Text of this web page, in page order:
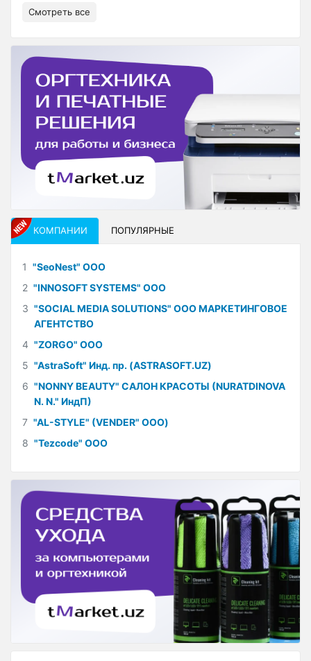
Смотреть все
КОМПАНИИ ПОПУЛЯРНЫЕ
1 "SeoNest" ООО
2 "INNOSOFT SYSTEMS" ООО
3 "SOCIAL MEDIA SOLUTIONS" ООО МАРКЕТИНГОВОЕ
АГЕНТСТВО
4 "ZORGO" ООО
5 "AstraSoft" Инд. пр. (ASTRASOFT.UZ)
6 "NONNY BEAUTY" САЛОН КРАСОТЫ (NURATDINOVA
N. N." ИндП)
7 "AL-STYLE" (VENDER" ООО)
8 "Tezcode" ООО